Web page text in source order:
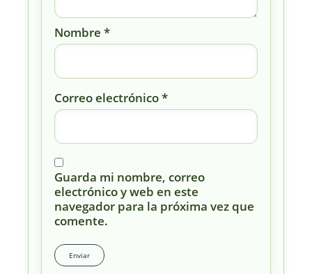
Nombre *
Correo electrónico*
Guarda mi nombre, correo
electrónico y web en este
navegador para la próxima vez que
comente.